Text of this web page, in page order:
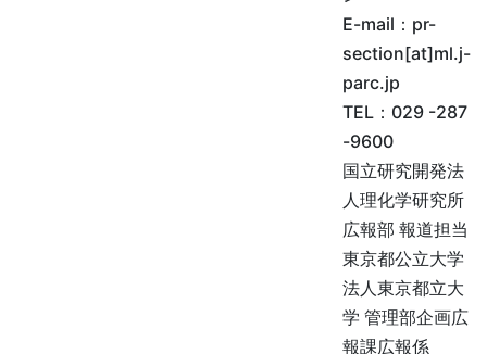
E-mail ：pr-
section[at]ml.j-
parc.jp
TEL ：029 -287
-9600
国立研究開発法
人理化学研究所
広報部 報道担当
東京都公立大学
法人東京都立大
学 管理部企画広
報課広報係